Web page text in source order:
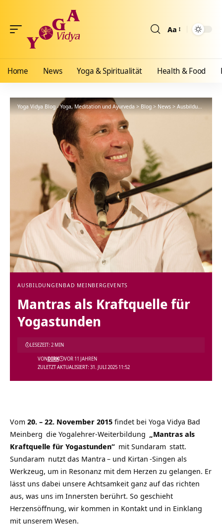
Aa
Home News Yoga & Spiritualität Health & Food
Yoga Vidya Blog - Yoga, Meditation und Ayurveda>Blog>News>Ausbildungen >
AUSBILDUNGEN BAD MEINBERG EVENTS
Mantras als Kraftquelle für
Yogastunden
ZULETZT AKTUALISIERT: 31. JULI 2025 11:52
VONDIRK VOR 11 JAHREN
LESEZEIT: 2 MIN
Vom 20. – 22. November 2015 findet bei Yoga Vidya Bad
Meinberg die Yogalehrer-Weiterbildung
„Mantras als
Kraftquelle für Yogastunden“ mit Sundaram statt.
Sundaram nutzt das Mantra – und Kirtan -Singen als
Werkzeug, um in Resonanz mit dem Herzen zu gelangen. Er
lässt uns dabei unsere Achtsamkeit ganz auf das richten
aus, was uns im Innersten berührt. So geschieht
Herzensöffnung, wir kommen in Kontakt und in Einklang
mit unserem Wesen.